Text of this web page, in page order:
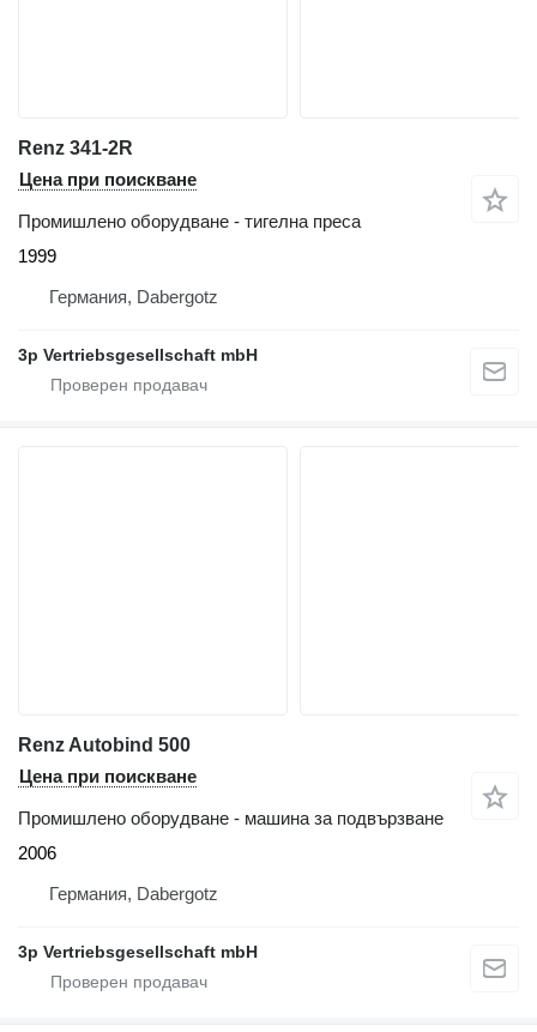
Renz 341-2R
Цена при поискване
Промишлено оборудване - тигелна преса
1999
Германия, Dabergotz
3p Vertriebsgesellschaft mbH
Renz Autobind 500
Цена при поискване
Промишлено оборудване - машина за подвързване
2006
Германия, Dabergotz
3p Vertriebsgesellschaft mbH